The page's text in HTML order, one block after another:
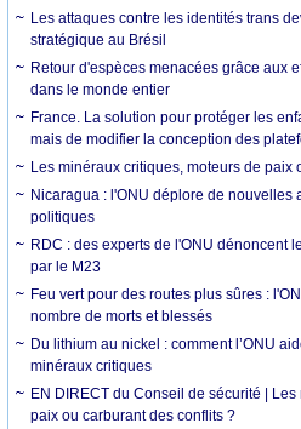
Les attaques contre les identités trans
stratégique au Brésil
Retour d'espèces menacées grâce aux
dans le monde entier
France. La solution pour protéger les
mais de modifier la conception des
Les minéraux critiques, moteurs de paix
Nicaragua : l'ONU déplore de nouvelles
politiques
RDC : des experts de l'ONU dénoncent
par le M23
Feu vert pour des routes plus sûres :
nombre de morts et blessés
Du lithium au nickel : comment l’ONU
minéraux critiques
EN DIRECT du Conseil de sécurité |
paix ou carburant des conflits ?